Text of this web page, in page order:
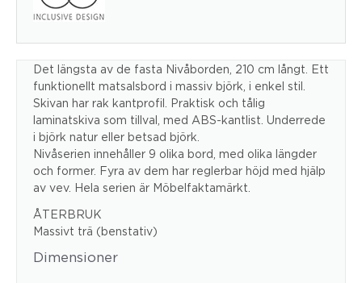
Det längsta av de fasta Nivåborden, 210 cm långt. Ett
funktionellt matsalsbord i massiv björk, i enkel stil.
Skivan har rak kantprofil. Praktisk och tålig
laminatskiva som tillval, med ABS-kantlist. Underrede
i björk natur eller betsad björk.
Nivåserien innehåller 9 olika bord, med olika längder
och former. Fyra av dem har reglerbar höjd med hjälp
av vev. Hela serien är Möbelfaktamärkt.
ÅTERBRUK
Massivt trä (benstativ)
Dimensioner